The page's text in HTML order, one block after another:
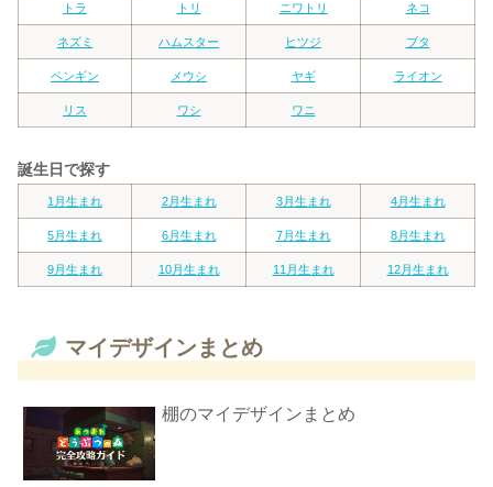
トラ トリ ニワトリ ネコ
ネズミ ハムスター ヒツジ ブタ
ペンギン メウシ ヤギ ライオン
リス ワシ ワニ
誕生日で探す
1月生まれ 2月生まれ 3月生まれ 4月生まれ
5月生まれ 6月生まれ 7月生まれ 8月生まれ
9月生まれ 10月生まれ 11月生まれ 12月生まれ
マイデザインまとめ
棚のマイデザインまとめ